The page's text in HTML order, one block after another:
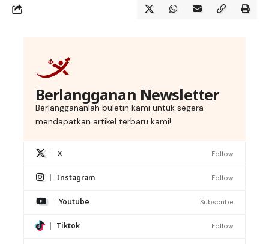
Berlangganan Newsletter
Berlanggananlah buletin kami untuk segera
mendapatkan artikel terbaru kami!
X Follow
Instagram Follow
Youtube Subscribe
Tiktok Follow